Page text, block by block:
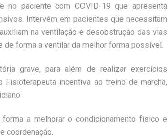
no paciente com COVID-19 que apresenta
Intervém em pacientes que necessitam
na ventilação e desobstrução das vias
forma a ventilar da melhor forma possível.
grave, para além de realizar exercícios
incentiva ao treino de marcha,
a melhorar o condicionamento físico e
coordenação.